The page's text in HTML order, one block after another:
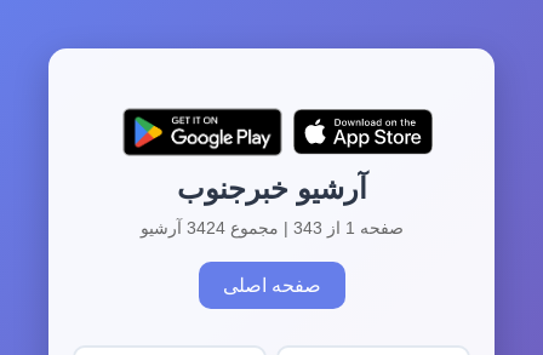
آرشیو خبرجنوب
صفحه 1 از 343 | مجموع 3424 آرشیو
صفحه اصلی